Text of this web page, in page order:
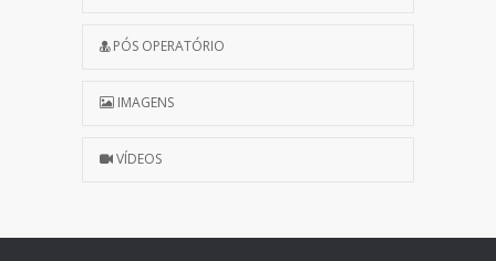
PÓS OPERATÓRIO
IMAGENS
VÍDEOS